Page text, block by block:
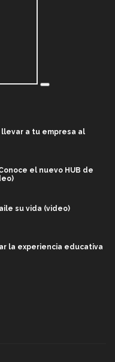
llevar a tu empresa al
el nuevo HUB de
su vida (video)
la experiencia educativa